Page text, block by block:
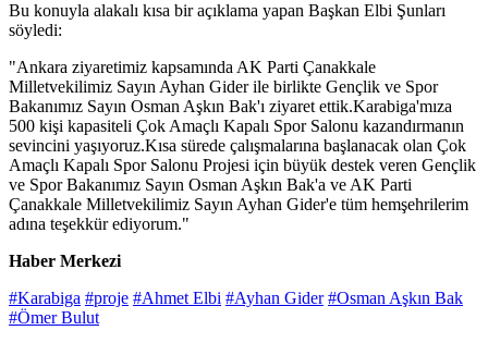
Bu konuyla alakalı kısa bir açıklama yapan Başkan Elbi Şunları
söyledi:
"Ankara ziyaretimiz kapsamında AK Parti Çanakkale
Milletvekilimiz Sayın Ayhan Gider ile birlikte Gençlik ve Spor
Bakanımız Sayın Osman Aşkın Bak'ı ziyaret ettik.Karabiga'mıza
500 kişi kapasiteli Çok Amaçlı Kapalı Spor Salonu kazandırmanın
sevincini yaşıyoruz.Kısa sürede çalışmalarına başlanacak olan Çok
Amaçlı Kapalı Spor Salonu Projesi için büyük destek veren Gençlik
ve Spor Bakanımız Sayın Osman Aşkın Bak'a ve AK Parti
Çanakkale Milletvekilimiz Sayın Ayhan Gider'e tüm hemşehrilerim
adına teşekkür ediyorum."
Haber Merkezi
#Karabiga #proje #Ahmet Elbi #Ayhan Gider #Osman Aşkın Bak
#Ömer Bulut